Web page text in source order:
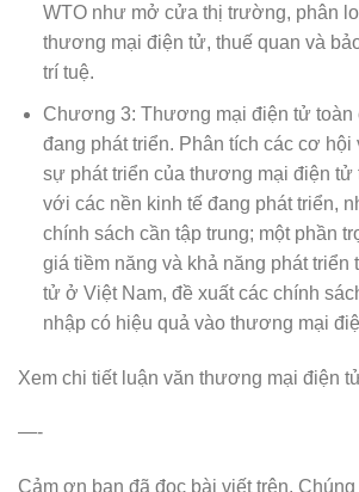
WTO như mở cửa thị trường, phân
thương mại điện tử, thuế quan và
trí tuệ.
Chương 3: Thương mại điện tử toàn
đang phát triển. Phân tích các cơ hội
sự phát triển của thương mại điện tử
với các nền kinh tế đang phát triển,
chính sách cần tập trung; một phần
giá tiềm năng và khả năng phát triển
tử ở Việt Nam, đề xuất các chính
nhập có hiệu quả vào thương mại
Xem chi tiết luận văn thương mại điện
—-
Cảm ơn bạn đã đọc bài viết trên.